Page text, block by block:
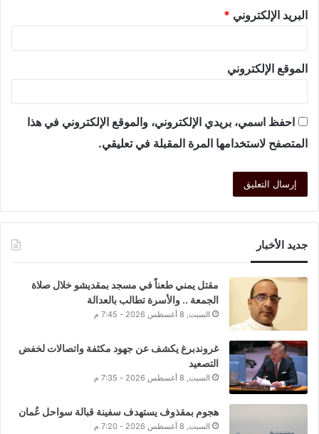
البريد الإلكتروني *
الموقع الإلكتروني
احفظ اسمي، بريدي الإلكتروني، والموقع الإلكتروني في هذا
المتصفح لاستخدامها المرة المقبلة في تعليقي.
جديد الأخبار
مقتل يمني طعناً في مسجد بمقديشو خلال صلاة
الجمعة .. والأسرة تطالب بالعدالة
السبت, 8 أغسطس 2026 - 7:45 م
غروندبرغ يكشف عن جهود مكثفة واتصالات لخفض
التصعيد
السبت, 8 أغسطس 2026 - 7:35 م
هجوم بمقذوف يستهدف سفينة قبالة سواحل عُمان
السبت, 8 أغسطس 2026 - 7:20 م